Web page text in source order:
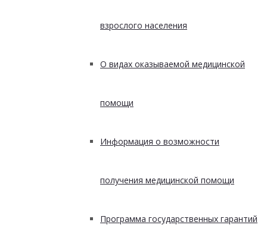
взрослого населения
О видах оказываемой медицинской
помощи
Информация о возможности
получения медицинской помощи
Программа государственных гарантий